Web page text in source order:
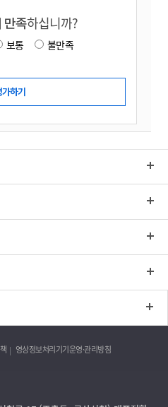
만족하십니까?
보통
불만족
영상정보처리기기운영·관리방침